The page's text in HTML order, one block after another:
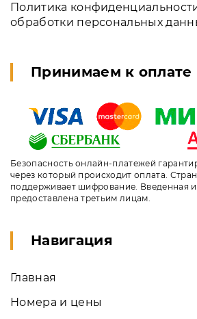
Политика
обработки персональных
Принимаем к оплате
Безопасность онлайн-платежей
через который происходит оплата.
поддерживает шифрование. Введенная
предоставлена третьим лицам.
Навигация
Главная
Номера и цены